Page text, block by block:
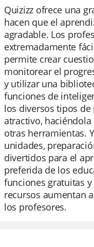
Quizizz ofrece una
hacen que el
agradable. Los
extremadamente
permite crear
monitorear el
y utilizar una
funciones de
los diversos tipos
atractivo,
otras herramientas.
unidades,
divertidos para el
preferida de los
funciones gratuitas
recursos aumentan
los profesores.